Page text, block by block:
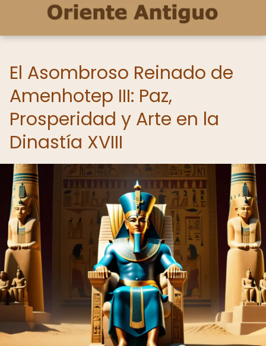
El Asombroso Reinado de
Amenhotep III: Paz,
Prosperidad y Arte en la
Dinastía XVIII